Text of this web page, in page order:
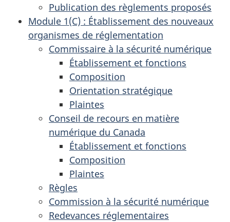
Publication des règlements proposés
Module 1(C) : Établissement des nouveaux
organismes de réglementation
Commissaire à la sécurité numérique
Établissement et fonctions
Composition
Orientation stratégique
Plaintes
Conseil de recours en matière
numérique du Canada
Établissement et fonctions
Composition
Plaintes
Règles
Commission à la sécurité numérique
Redevances réglementaires